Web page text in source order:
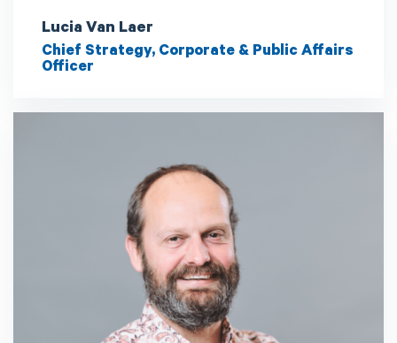
Lucia Van Laer
Chief Strategy, Corporate & Public Affairs
Officer